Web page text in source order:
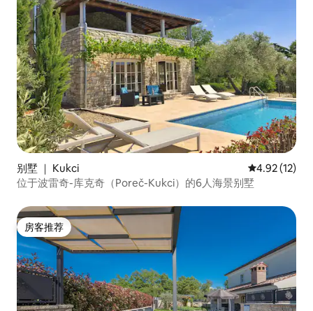
别墅 ｜ Kukci 平均评分
4.92 (12)
位于波雷奇-库克奇（Poreč-Kukci）的6人海景别墅
房客推荐
房客推荐